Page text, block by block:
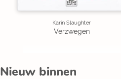
Karin Slaughter
Verzwegen
Nieuw binnen